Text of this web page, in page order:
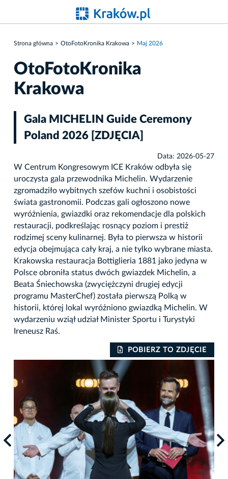
Strona główna OtoFotoKronika Krakowa Maj 2026
OtoFotoKronika
Krakowa
Gala MICHELIN Guide Ceremony
Poland 2026 [ZDJĘCIA]
Data: 2026-05-27
W Centrum Kongresowym ICE Kraków odbyła się
uroczysta gala przewodnika Michelin. Wydarzenie
zgromadziło wybitnych szefów kuchni i osobistości
świata gastronomii. Podczas gali ogłoszono nowe
wyróżnienia, gwiazdki oraz rekomendacje dla polskich
restauracji, podkreślając rosnący poziom i prestiż
rodzimej sceny kulinarnej. Była to pierwsza w historii
edycja obejmująca cały kraj, a nie tylko wybrane miasta.
Krakowska restauracja Bottiglieria 1881 jako jedyna w
Polsce obroniła status dwóch gwiazdek Michelin, a
Beata Śniechowska (zwyciężczyni drugiej edycji
programu MasterChef) została pierwszą Polką w
historii, której lokal wyróżniono gwiazdką Michelin. W
wydarzeniu wziął udział Minister Sportu i Turystyki
Ireneusz Raś.
POBIERZ TO ZDJĘCIE